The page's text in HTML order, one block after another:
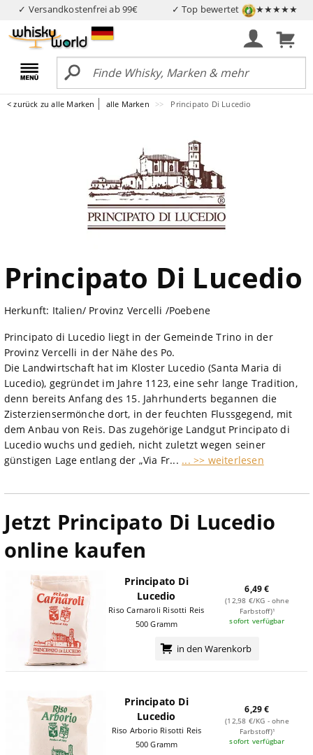
✓ Versandkostenfrei ab 99€ ✓ Top bewertet ★★★★★
< zurück zu alle Marken alle Marken Principato Di Lucedio
Principato Di Lucedio
Herkunft: Italien/ Provinz Vercelli /Poebene
Principato di Lucedio liegt in der Gemeinde Trino in der
Provinz Vercelli in der Nähe des Po.
Die Landwirtschaft hat im Kloster Lucedio (Santa Maria di
Lucedio), gegründet im Jahre 1123, eine sehr lange Tradition,
denn bereits Anfang des 15. Jahrhunderts begannen die
Zisterziensermönche dort, in der feuchten Flussgegend, mit
dem Anbau von Reis. Das zugehörige Landgut Principato di
Lucedio wuchs und gedieh, nicht zuletzt wegen seiner
günstigen Lage entlang der „Via Fr... ... >> weiterlesen
Jetzt Principato Di Lucedio
online kaufen
Principato Di
Lucedio
Riso Carnaroli Risotti Reis
500 Gramm
6,49 €
(12,98 €/KG - ohne
Farbstoff)¹
sofort verfügbar
in den Warenkorb
Principato Di
Lucedio
Riso Arborio Risotti Reis
500 Gramm
6,29 €
(12,58 €/KG - ohne
Farbstoff)¹
sofort verfügbar